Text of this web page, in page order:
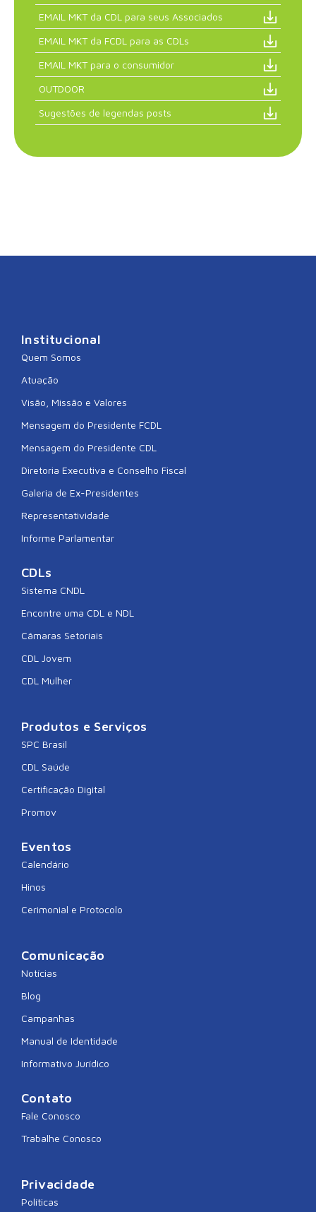
EMAIL MKT da CDL para seus Associados
EMAIL MKT da FCDL para as CDLs
EMAIL MKT para o consumidor
OUTDOOR
Sugestões de legendas posts
Institucional
Quem Somos
Atuação
Visão, Missão e Valores
Mensagem do Presidente FCDL
Mensagem do Presidente CDL
Diretoria Executiva e Conselho Fiscal
Galeria de Ex-Presidentes
Representatividade
Informe Parlamentar
CDLs
Sistema CNDL
Encontre uma CDL e NDL
Câmaras Setoriais
CDL Jovem
CDL Mulher
Produtos e Serviços
SPC Brasil
CDL Saúde
Certificação Digital
Promov
Eventos
Calendário
Hinos
Cerimonial e Protocolo
Comunicação
Notícias
Blog
Campanhas
Manual de Identidade
Informativo Jurídico
Contato
Fale Conosco
Trabalhe Conosco
Privacidade
Políticas